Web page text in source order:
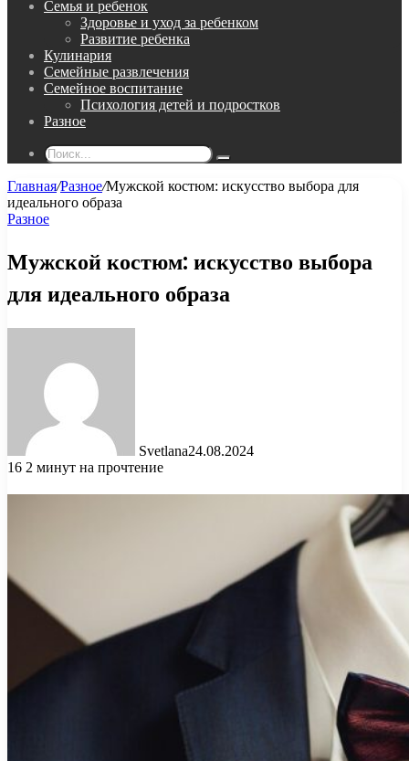
Семья и ребенок
Здоровье и уход за ребенком
Развитие ребенка
Кулинария
Семейные развлечения
Семейное воспитание
Психология детей и подростков
Разное
Поиск...
Главная/Разное/Мужской костюм: искусство выбора для
идеального образа
Разное
Мужской костюм: искусство выбора
для идеального образа
Svetlana24.08.2024
16 2 минут на прочтение